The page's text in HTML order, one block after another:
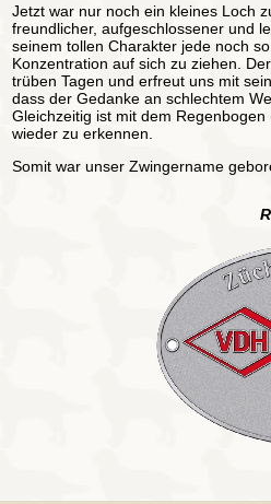
Jetzt war nur noch ein kleines Loch
freundlicher, aufgeschlossener und
seinem tollen Charakter jede noch
Konzentration auf sich zu ziehen.
trüben Tagen und erfreut uns mit
dass der Gedanke an schlechtem
Gleichzeitig ist mit dem Regenbogen
wieder zu erkennen.
Somit war unser Zwingername